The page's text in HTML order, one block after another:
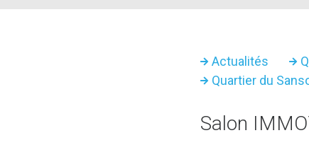
Actualités
Quartier du
Salon